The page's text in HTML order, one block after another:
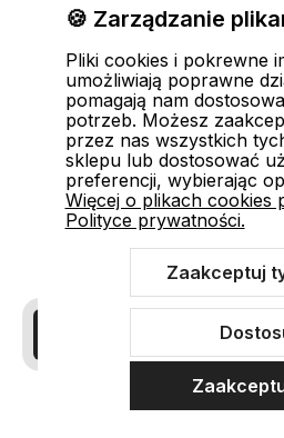
🍪 Zarządzanie
Pliki cookies i pokrewne
umożliwiają poprawne
pomagają nam
potrzeb. Możesz
przez nas wszystkich
sklepu lub dostosować
preferencji, wybierając
Więcej o plikach cookies
Polityce prywatności.
Zaakceptuj